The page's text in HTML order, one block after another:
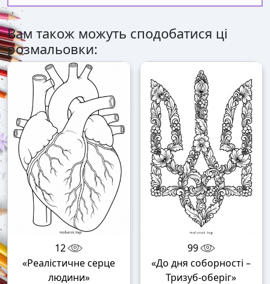
Вам також можуть сподобатися ці
розмальовки:
12
«Реалістичне серце
людини»
99
«До дня соборності –
Тризуб-оберіг»